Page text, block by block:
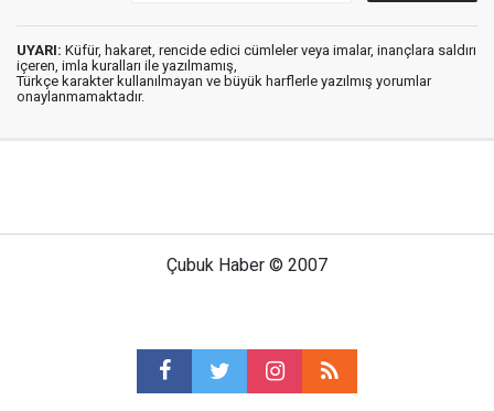
UYARI: Küfür, hakaret, rencide edici cümleler veya imalar, inançlara saldırı
içeren, imla kuralları ile yazılmamış,
Türkçe karakter kullanılmayan ve büyük harflerle yazılmış yorumlar
onaylanmamaktadır.
Çubuk Haber © 2007